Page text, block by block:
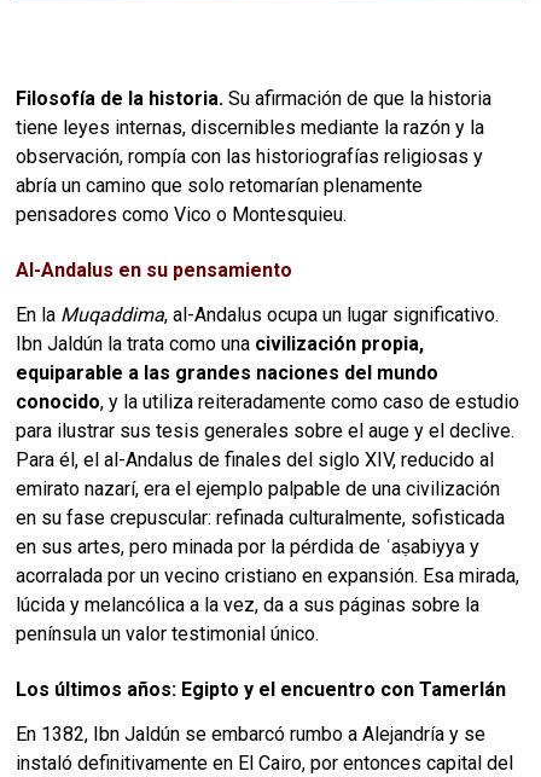
Filosofía de la historia. Su afirmación de que la historia
tiene leyes internas, discernibles mediante la razón y la
observación, rompía con las historiografías religiosas y
abría un camino que solo retomarían plenamente
pensadores como Vico o Montesquieu.
Al-Andalus en su pensamiento
En la Muqaddima, al-Andalus ocupa un lugar significativo.
Ibn Jaldún la trata como una civilización propia,
equiparable a las grandes naciones del mundo
conocido, y la utiliza reiteradamente como caso de estudio
para ilustrar sus tesis generales sobre el auge y el declive.
Para él, el al-Andalus de finales del siglo XIV, reducido al
emirato nazarí, era el ejemplo palpable de una civilización
en su fase crepuscular: refinada culturalmente, sofisticada
en sus artes, pero minada por la pérdida de ʿaṣabiyya y
acorralada por un vecino cristiano en expansión. Esa mirada,
lúcida y melancólica a la vez, da a sus páginas sobre la
península un valor testimonial único.
Los últimos años: Egipto y el encuentro con Tamerlán
En 1382, Ibn Jaldún se embarcó rumbo a Alejandría y se
instaló definitivamente en El Cairo, por entonces capital del